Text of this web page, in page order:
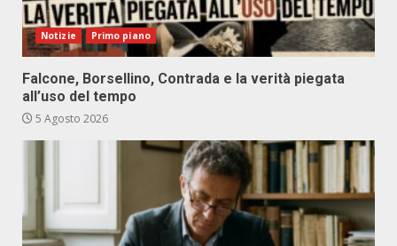
Notizie Primo piano
Falcone, Borsellino, Contrada e la verità piegata
all’uso del tempo
5 Agosto 2026